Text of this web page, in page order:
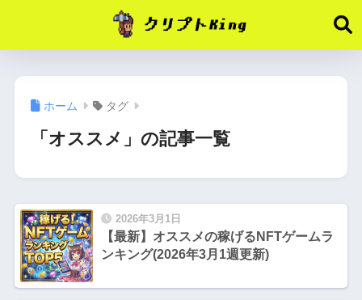
ホーム タグ
「オススメ」の記事一覧
2026年3月1日
【最新】オススメの稼げるNFTゲームラ
ンキング(2026年3月1週更新)